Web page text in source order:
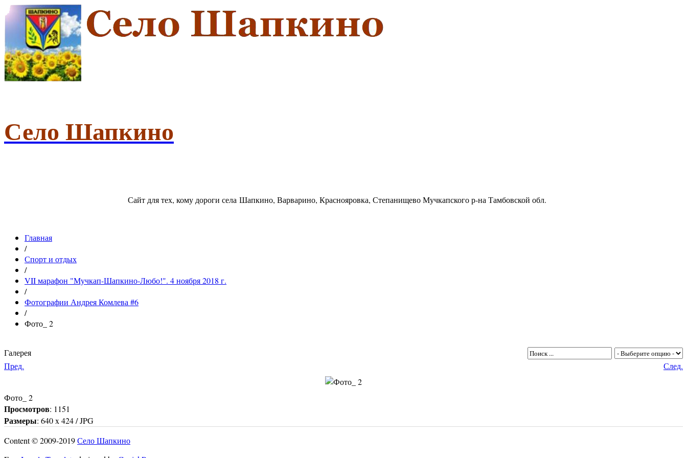
Село Шапкино
Сайт для тех, кому дороги села Шапкино, Варварино, Краснояровка, Степанищево Мучкапского р-на Тамбовской обл.
Главная
/
Спорт и отдых
/
VII марафон "Мучкап-Шапкино-Любо!". 4 ноября 2018 г.
/
Фотографии Андрея Комлева #6
/
Фото_ 2
Галерея
Пред.
След.
Фото_ 2
Просмотров: 1151
Размеры: 640 x 424 / JPG
Content © 2009-2019Село Шапкино